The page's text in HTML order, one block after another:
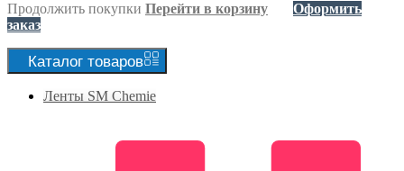
Продолжить покупки Перейти в корзину
Оформить
заказ
Каталог товаров
Ленты SM Chemie